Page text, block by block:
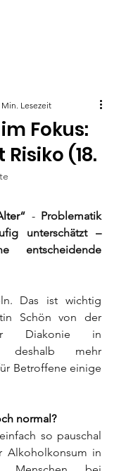
Fokus:
(18.
Min. Lesezeit
- Problematik
unterschätzt –
entscheidende
Das ist wichtig
Schön von der
Diakonie in
deshalb mehr
Betroffene einige
normal?
so pauschal
Alkoholkonsum in